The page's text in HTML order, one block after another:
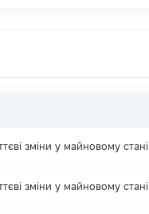
зміни y майновому стані
зміни y майновому стані